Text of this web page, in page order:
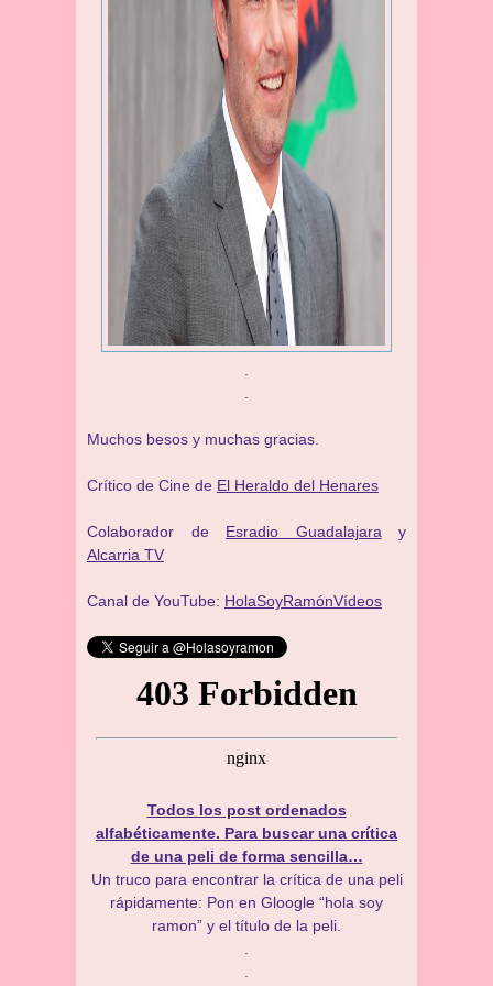
Muchos besos y muchas gracias.
Crítico de Cine de El Heraldo del Henares
Colaborador de Esradio Guadalajara y
Alcarria TV
Canal de YouTube: HolaSoyRamónVídeos
Todos los post ordenados
alfabéticamente. Para buscar una crítica
de una peli de forma sencilla…
Un truco para encontrar la crítica de una peli
rápidamente: Pon en Gloogle “hola soy
ramon” y el título de la peli.